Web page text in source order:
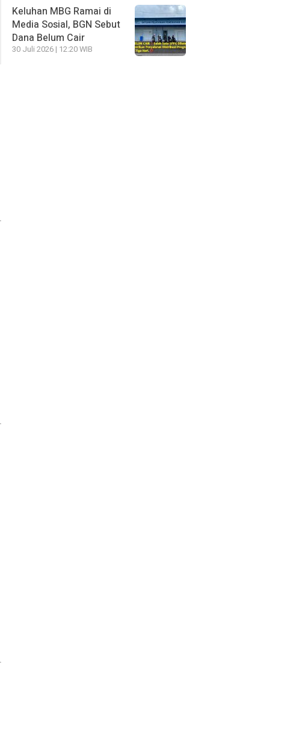
Keluhan MBG Ramai di
Media Sosial, BGN Sebut
Dana Belum Cair
30 Juli 2026 | 12:20 WIB